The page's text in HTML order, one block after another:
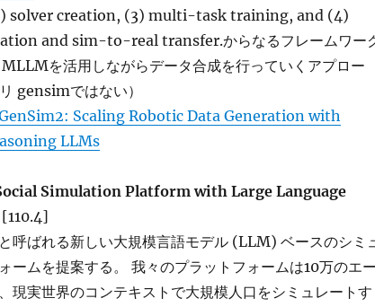
solver creation, (3) multi-task training, and (4)
and sim-to-real transfer.からなるフレームワー
を活用しながらデータ合成を行っていくアプロー
gensimではない）
Scaling Robotic Data Generation with
LLMs
Simulation Platform with Large Language
[110.4]
ばれる新しい大規模言語モデル (LLM) ベースのシミ
ームを提案する。 我々のプラットフォームは10万のエ
現実世界のコンテキストで大規模人口をシミュレートす